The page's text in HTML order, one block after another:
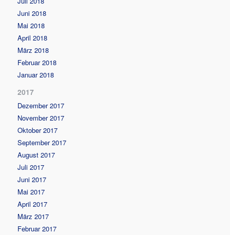
Juni 2018
Mai 2018
April 2018
März 2018
Februar 2018
Januar 2018
2017
Dezember 2017
November 2017
Oktober 2017
September 2017
August 2017
Juli 2017
Juni 2017
Mai 2017
April 2017
März 2017
Februar 2017